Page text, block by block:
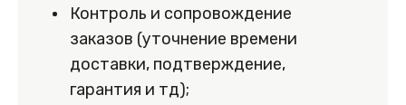
Контроль и сопровождение
заказов (уточнение времени
доставки, подтверждение,
гарантия и тд);